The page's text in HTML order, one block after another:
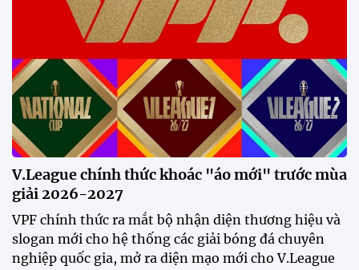
V.League chính thức khoác "áo mới" trước mùa
giải 2026-2027
VPF chính thức ra mắt bộ nhận diện thương hiệu và
slogan mới cho hệ thống các giải bóng đá chuyên
nghiệp quốc gia, mở ra diện mạo mới cho V.League